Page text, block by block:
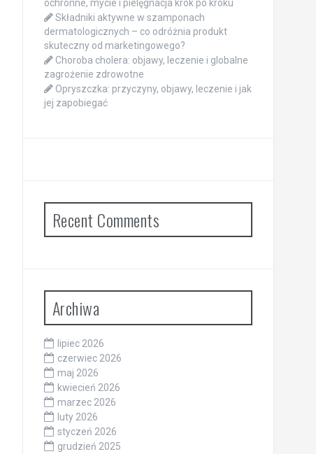
ochronne, mycie i pielęgnacja krok po kroku
Składniki aktywne w szamponach
dermatologicznych – co odróżnia produkt
skuteczny od marketingowego?
Choroba cholera: objawy, leczenie i globalne
zagrożenie zdrowotne
Opryszczka: przyczyny, objawy, leczenie i jak
jej zapobiegać
Recent Comments
Archiwa
lipiec 2026
czerwiec 2026
maj 2026
kwiecień 2026
marzec 2026
luty 2026
styczeń 2026
grudzień 2025